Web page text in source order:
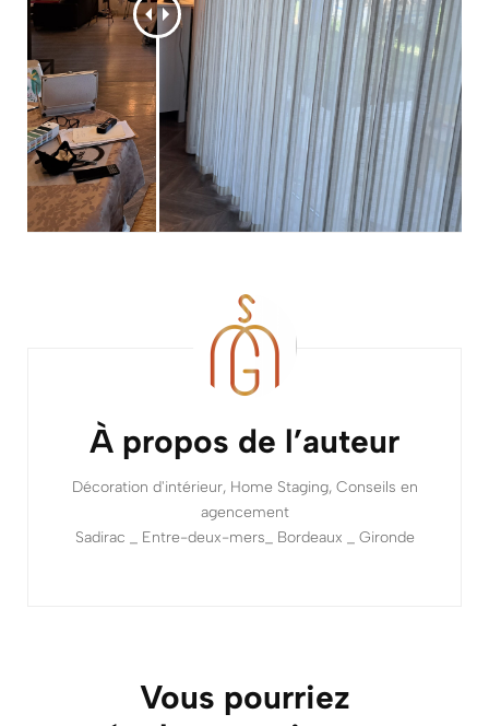
À propos de l’auteur
Décoration d'intérieur, Home Staging, Conseils en
agencement
Sadirac _ Entre-deux-mers_ Bordeaux _ Gironde
Vous pourriez